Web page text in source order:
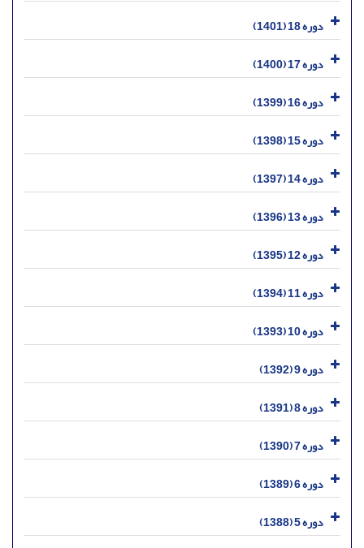
دوره 18 (1401)
دوره 17 (1400)
دوره 16 (1399)
دوره 15 (1398)
دوره 14 (1397)
دوره 13 (1396)
دوره 12 (1395)
دوره 11 (1394)
دوره 10 (1393)
دوره 9 (1392)
دوره 8 (1391)
دوره 7 (1390)
دوره 6 (1389)
دوره 5 (1388)